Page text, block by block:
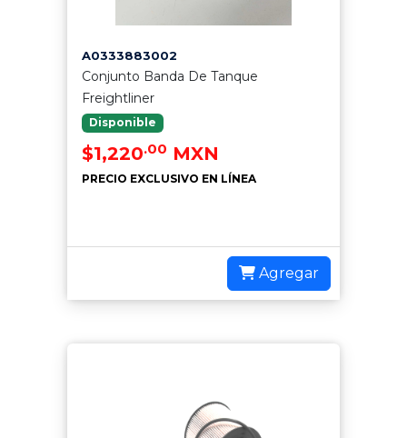
A0333883002
Conjunto Banda De Tanque
Freightliner
Disponible
$1,220.00 MXN
PRECIO EXCLUSIVO EN LÍNEA
Agregar